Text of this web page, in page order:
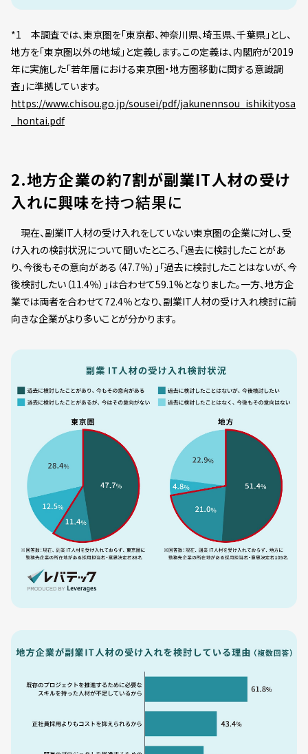
*1 本調査では、東京圏を「東京都、神奈川県、埼玉県、千葉県」とし、
地方を「東京圏以外の地域」と定義します。この定義は、内閣府が2019
年に実施した「若年層における東京圏・地方圏移動に関する意識調
査」に準拠しています。
https://www.chisou.go.jp/sousei/pdf/jakunennsou_ishikityosa
_hontai.pdf
2.地方企業の約7割が副業IT人材の受け
入れに興味を持つ結果に
現在、副業IT人材の受け入れをしていない東京圏の企業に対し、受
け入れの検討状況について聞いたところ、「過去に検討したことがあ
り、今後もその意向がある（47.7％）」「過去に検討したことはないが、今
後検討したい（11.4％）」は合わせて59.1%となりました。一方、地方企
業では両者を合わせて72.4％となり、副業IT人材の受け入れ検討に前
向きな企業がより多いことが分かります。